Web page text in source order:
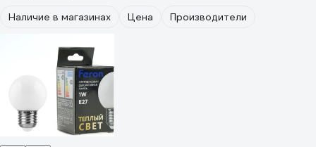
Наличие в магазинах
Цена Производители